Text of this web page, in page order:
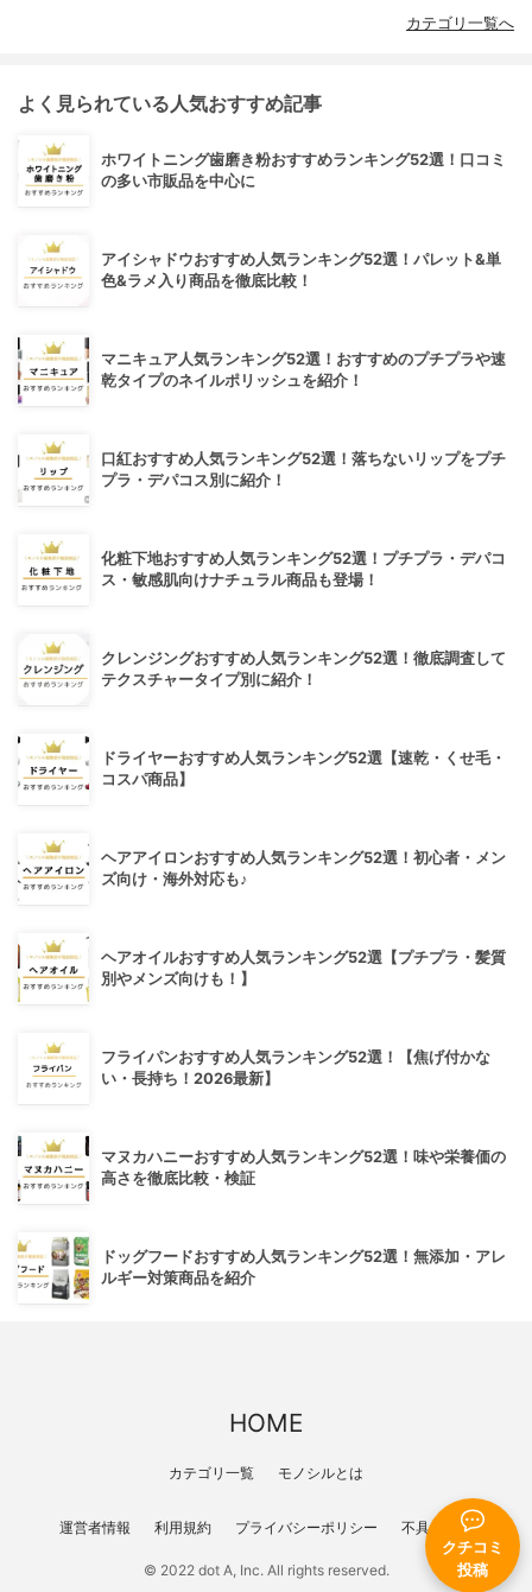
クチコミ
投稿
カテゴリ一覧へ
よく見られている人気おすすめ記事
ホワイトニング歯磨き粉おすすめランキング52選！口コミ
の多い市販品を中心に
アイシャドウおすすめ人気ランキング52選！パレット&単
色&ラメ入り商品を徹底比較！
マニキュア人気ランキング52選！おすすめのプチプラや速
乾タイプのネイルポリッシュを紹介！
口紅おすすめ人気ランキング52選！落ちないリップをプチ
プラ・デパコス別に紹介！
化粧下地おすすめ人気ランキング52選！プチプラ・デパコ
ス・敏感肌向けナチュラル商品も登場！
クレンジングおすすめ人気ランキング52選！徹底調査して
テクスチャータイプ別に紹介！
ドライヤーおすすめ人気ランキング52選【速乾・くせ毛・
コスパ商品】
ヘアアイロンおすすめ人気ランキング52選！初心者・メン
ズ向け・海外対応も♪
ヘアオイルおすすめ人気ランキング52選【プチプラ・髪質
別やメンズ向けも！】
フライパンおすすめ人気ランキング52選！【焦げ付かな
い・長持ち！2026最新】
マヌカハニーおすすめ人気ランキング52選！味や栄養価の
高さを徹底比較・検証
ドッグフードおすすめ人気ランキング52選！無添加・アレ
ルギー対策商品を紹介
HOME
カテゴリ一覧 モノシルとは
運営者情報 利用規約 プライバシーポリシー 不具合報告
© 2022 dot A, Inc. All rights reserved.